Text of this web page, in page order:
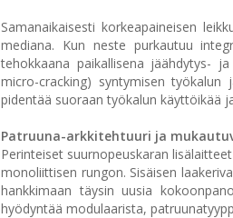
Samanaikaisesti korkeapaineisen
mediana. Kun neste purkautuu
tehokkaana paikallisena jäähdytys-
micro-cracking) syntymisen työkalun
pidentää suoraan työkalun käyttöikää
Patruuna-arkkitehtuuri ja
Perinteiset suurnopeuskaran
monoliittisen rungon. Sisäisen
hankkimaan täysin uusia
hyödyntää modulaarista,